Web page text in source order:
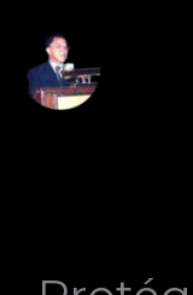
au
contenu